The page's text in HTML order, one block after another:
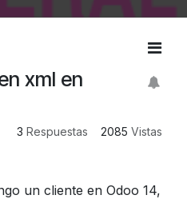
xml en
3 Respuestas 2085 Vistas
un cliente en Odoo 14,